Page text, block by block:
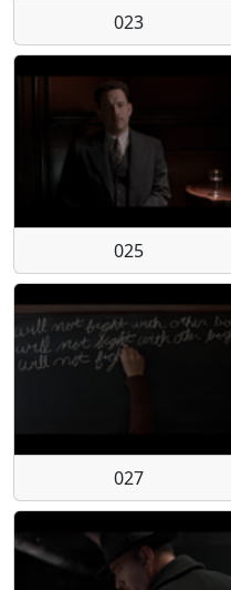
023
025
027